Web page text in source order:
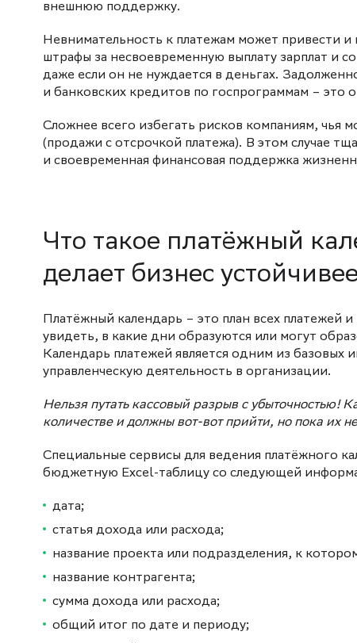
внешнюю поддержку.
Невнимательность к платежам может привести
штрафы за несвоевременную выплату зарплат и
даже если он не нуждается в деньгах.
и банковских кредитов по госпрограммам – это
Сложнее всего избегать рисков компаниям, чья
(продажи с отсрочкой платежа). В этом случае
и своевременная финансовая поддержка
Что такое платёжный
делает бизнес устойчивее
Платёжный календарь – это план всех платежей
увидеть, в какие дни образуются или могут
Календарь платежей является одним из
управленческую деятельность в организации.
Нельзя путать кассовый разрыв с убыточностью!
количестве и должны вот-вот прийти, но пока их
Специальные сервисы для ведения платёжного
бюджетную Excel-таблицу со следующей
дата;
статья дохода или расхода;
название проекта или подразделения, к
название контрагента;
сумма дохода или расхода;
общий итог по дате и периоду;